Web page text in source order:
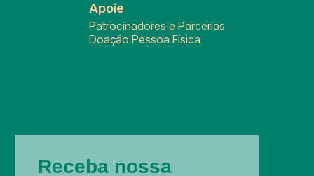
Apoie
Patrocinadores e Parcerias
Doação Pessoa Física